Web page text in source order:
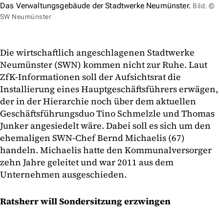
Das Verwaltungsgebäude der Stadtwerke Neumünster. Bild: ©
SW Neumünster
Die wirtschaftlich angeschlagenen Stadtwerke
Neumünster (SWN) kommen nicht zur Ruhe. Laut
ZfK-Informationen soll der Aufsichtsrat die
Installierung eines Hauptgeschäftsführers erwägen,
der in der Hierarchie noch über dem aktuellen
Geschäftsführungsduo Tino Schmelzle und Thomas
Junker angesiedelt wäre. Dabei soll es sich um den
ehemaligen SWN-Chef Bernd Michaelis (67)
handeln. Michaelis hatte den Kommunalversorger
zehn Jahre geleitet und war 2011 aus dem
Unternehmen ausgeschieden.
Ratsherr will Sondersitzung erzwingen